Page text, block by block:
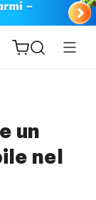
un
nel